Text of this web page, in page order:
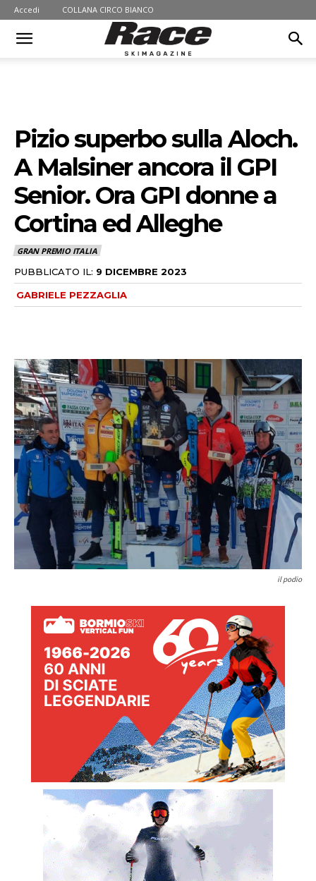
Accedi COLLANA CIRCO BIANCO
Pizio superbo sulla Aloch.
A Malsiner ancora il GPI
Senior. Ora GPI donne a
Cortina ed Alleghe
GRAN PREMIO ITALIA
PUBBLICATO IL: 9 DICEMBRE 2023
GABRIELE PEZZAGLIA
il podio